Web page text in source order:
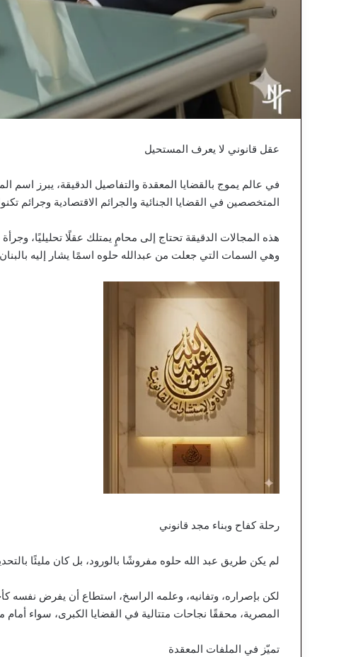
عقل قانوني لا يعرف المستحيل
في عالم يموج بالقضايا المعقدة والتفاصيل الدقيقة، يبرز
المتخصصين في القضايا الجنائية والجرائم الاقتصادية وجرائم
هذه المجالات الدقيقة تحتاج إلى محامٍ يمتلك عقلًا تحليليًا،
وهي السمات التي جعلت من عبدالله حلوه اسمًا يشار إليه
رحلة كفاح وبناء مجد قانوني
لم يكن طريق عبد الله حلوه مفروشًا بالورود، بل كان مليئًا
لكن بإصراره، وتفانيه، وعلمه الراسخ، استطاع أن يفرض نفسه
المصرية، محققًا نجاحات متتالية في القضايا الكبرى، سواء أمام
تميّز في الملفات المعقدة